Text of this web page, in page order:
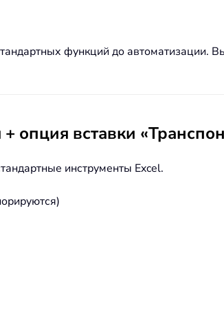
функций до автоматизации.
опция вставки
инструменты Excel.